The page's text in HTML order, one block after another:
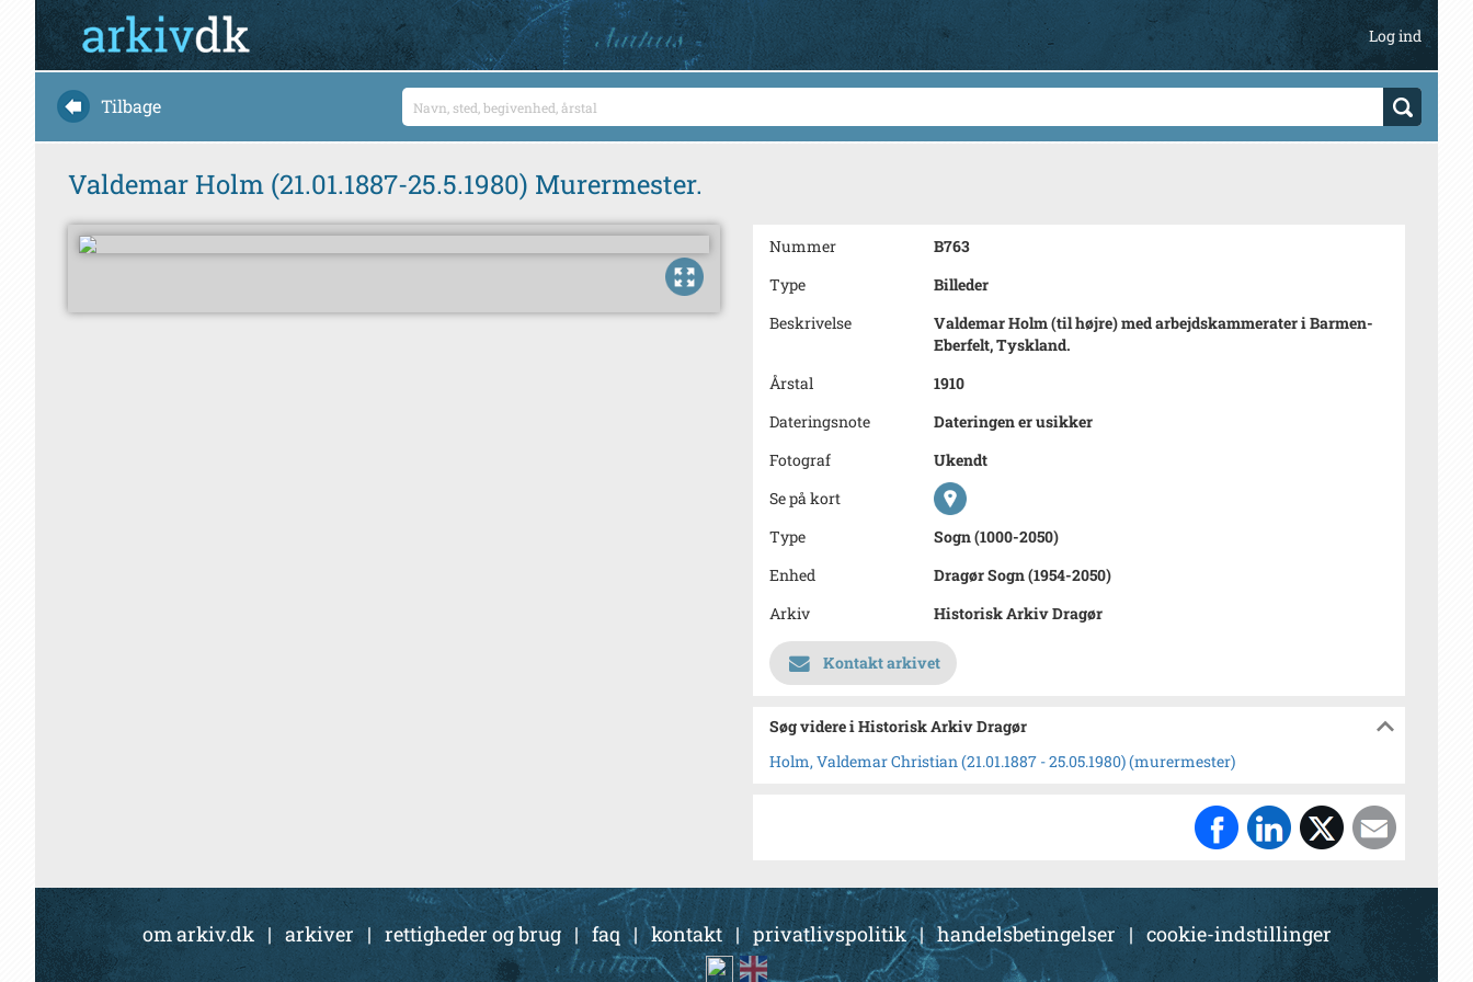
Log ind
Tilbage
Valdemar Holm (21.01.1887-25.5.1980) Murermester.
Nummer
B763
Type
Billeder
Beskrivelse
Valdemar Holm (til højre) med arbejdskammerater i Barmen-
Eberfelt, Tyskland.
Årstal
1910
Dateringsnote
Dateringen er usikker
Fotograf
Ukendt
Se på kort
Type
Sogn (1000-2050)
Enhed
Dragør Sogn (1954-2050)
Arkiv
Historisk Arkiv Dragør
Kontakt arkivet
Søg videre i Historisk Arkiv Dragør
Holm, Valdemar Christian (21.01.1887 - 25.05.1980) (murermester)
om arkiv.dk | arkiver| rettigheder og brug|faq |kontakt| privatlivspolitik|handelsbetingelser | cookie-indstillinger